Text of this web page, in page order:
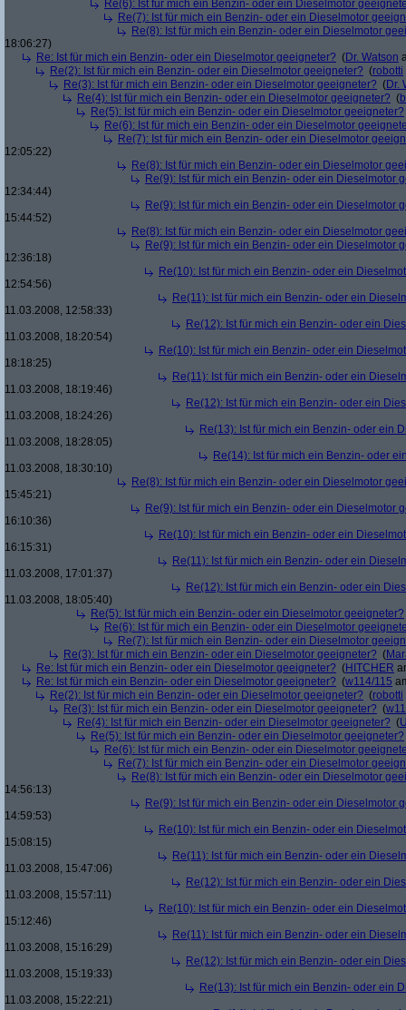
Re(6): Ist für mich ein Benzin- oder ein Dieselmotor
Re(7): Ist für mich ein Benzin- oder ein Dieselmotor
Re(8): Ist für mich ein Benzin- oder ein Dieselmotor
18:06:27)
Re: Ist für mich ein Benzin- oder ein Dieselmotor geeigneter? (Dr. Watson
Re(2): Ist für mich ein Benzin- oder ein Dieselmotor geeigneter? (robotti
Re(3): Ist für mich ein Benzin- oder ein Dieselmotor geeigneter? (Dr.
Re(4): Ist für mich ein Benzin- oder ein Dieselmotor geeigneter? (
Re(5): Ist für mich ein Benzin- oder ein Dieselmotor geeigneter?
Re(6): Ist für mich ein Benzin- oder ein Dieselmotor
Re(7): Ist für mich ein Benzin- oder ein Dieselmotor
12:05:22)
Re(8): Ist für mich ein Benzin- oder ein Dieselmotor
Re(9): Ist für mich ein Benzin- oder ein Dieselmotor
12:34:44)
Re(9): Ist für mich ein Benzin- oder ein Dieselmotor
15:44:52)
Re(8): Ist für mich ein Benzin- oder ein Dieselmotor
Re(9): Ist für mich ein Benzin- oder ein Dieselmotor
12:36:18)
Re(10): Ist für mich ein Benzin- oder ein
12:54:56)
Re(11): Ist für mich ein Benzin- oder ein
11.03.2008, 12:58:33)
Re(12): Ist für mich ein Benzin- oder ein
11.03.2008, 18:20:54)
Re(10): Ist für mich ein Benzin- oder ein
18:18:25)
Re(11): Ist für mich ein Benzin- oder ein
11.03.2008, 18:19:46)
Re(12): Ist für mich ein Benzin- oder ein
11.03.2008, 18:24:26)
Re(13): Ist für mich ein Benzin- oder ein
11.03.2008, 18:28:05)
Re(14): Ist für mich ein Benzin- oder
11.03.2008, 18:30:10)
Re(8): Ist für mich ein Benzin- oder ein Dieselmotor
15:45:21)
Re(9): Ist für mich ein Benzin- oder ein Dieselmotor
16:10:36)
Re(10): Ist für mich ein Benzin- oder ein
16:15:31)
Re(11): Ist für mich ein Benzin- oder ein
11.03.2008, 17:01:37)
Re(12): Ist für mich ein Benzin- oder ein
11.03.2008, 18:05:40)
Re(5): Ist für mich ein Benzin- oder ein Dieselmotor geeigneter?
Re(6): Ist für mich ein Benzin- oder ein Dieselmotor
Re(7): Ist für mich ein Benzin- oder ein Dieselmotor
Re(3): Ist für mich ein Benzin- oder ein Dieselmotor geeigneter? (
Re: Ist für mich ein Benzin- oder ein Dieselmotor geeigneter? (HITCHER
Re: Ist für mich ein Benzin- oder ein Dieselmotor geeigneter? (w114/115
Re(2): Ist für mich ein Benzin- oder ein Dieselmotor geeigneter? (robotti
Re(3): Ist für mich ein Benzin- oder ein Dieselmotor geeigneter? (
Re(4): Ist für mich ein Benzin- oder ein Dieselmotor geeigneter? (
Re(5): Ist für mich ein Benzin- oder ein Dieselmotor geeigneter?
Re(6): Ist für mich ein Benzin- oder ein Dieselmotor
Re(7): Ist für mich ein Benzin- oder ein Dieselmotor
Re(8): Ist für mich ein Benzin- oder ein Dieselmotor
14:56:13)
Re(9): Ist für mich ein Benzin- oder ein Dieselmotor
14:59:53)
Re(10): Ist für mich ein Benzin- oder ein
15:08:15)
Re(11): Ist für mich ein Benzin- oder ein
11.03.2008, 15:47:06)
Re(12): Ist für mich ein Benzin- oder ein
11.03.2008, 15:57:11)
Re(10): Ist für mich ein Benzin- oder ein
15:12:46)
Re(11): Ist für mich ein Benzin- oder ein
11.03.2008, 15:16:29)
Re(12): Ist für mich ein Benzin- oder ein
11.03.2008, 15:19:33)
Re(13): Ist für mich ein Benzin- oder ein
11.03.2008, 15:22:21)